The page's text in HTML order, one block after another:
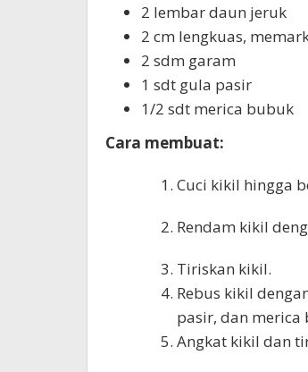
2 lembar daun jeruk
2 cm lengkuas,
2 sdm garam
1 sdt gula pasir
1/2 sdt merica bubuk
Cara membuat:
Cuci kikil hingga
Rendam kikil
Tiriskan kikil.
Rebus kikil
pasir, dan
Angkat kikil dan